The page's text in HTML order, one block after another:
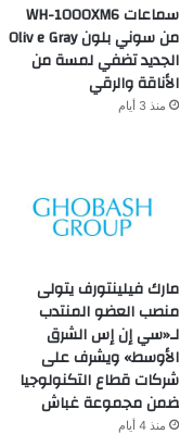
سماعات WH-1000XM6
من سوني بلون Oliv e Gray
الجديد تضفي لمسة من
الأناقة والرقي
منذ 3 أيام
مارك فيلينتورف يتولى
منصب العضو المنتدب
لـ«سي إن إس الشرق
الأوسط» ويشرف على
شركات قطاع التكنولوجيا
ضمن مجموعة غباش
منذ 4 أيام